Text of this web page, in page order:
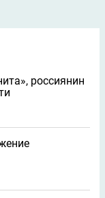
россиянин